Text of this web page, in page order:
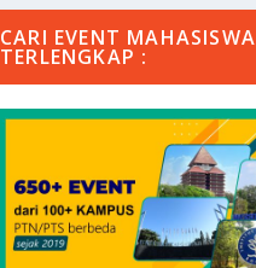
CARI EVENT MAHASISWA
TERLENGKAP :